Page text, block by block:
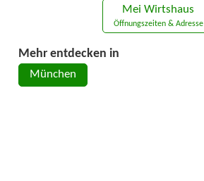
Mei Wirtshaus
Öffnungszeiten & Adresse
Mehr entdecken in
München